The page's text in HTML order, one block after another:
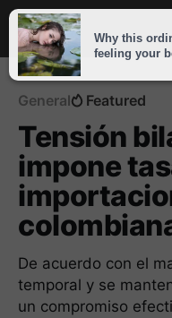
General Featured
Tensión
impone
De acuerdo con el
temporal y se
un compromiso